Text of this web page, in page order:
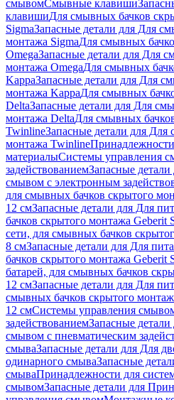
смывомСмывные клавиши
клавишиДля смывных бачков
SigmaЗапасные детали для Для
монтажа SigmaДля смывных
OmegaЗапасные детали для Для
монтажа OmegaДля смывных
KappaЗапасные детали для Для
монтажа KappaДля смывных
DeltaЗапасные детали для Для
монтажа DeltaДля смывных
TwinlineЗапасные детали для
монтажа TwinlineПринадлежности
материалыСистемы управления
задействованиемЗапасные
смывом с электронным
для смывных бачков скрытого
12 смЗапасные детали для Для
бачков скрытого монтажа Geberit
сети, для смывных бачков
8 смЗапасные детали для Для
бачков скрытого монтажа Geberit
батарей, для смывных бачков
12 смЗапасные детали для Для
смывных бачков скрытого
12 смСистемы управления
задействованиемЗапасные
смывом с пневматическим
смываЗапасные детали для Для
одинарного смываЗапасные
смываПринадлежности для
смывомЗапасные детали для